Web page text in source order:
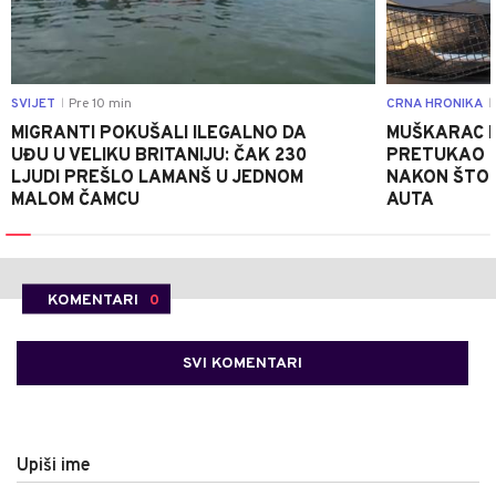
SVIJET Pre 10 min
MIGRANTI POKUŠALI ILEGALNO DA
UĐU U VELIKU BRITANIJU: ČAK 230
LJUDI PREŠLO LAMANŠ U JEDNOM
MALOM ČAMCU
CRNA HRONIKA
MUŠKARAC
PRETUKAO
NAKON ŠTO
AUTA
KOMENTARI 0
SVI KOMENTARI
Upiši ime